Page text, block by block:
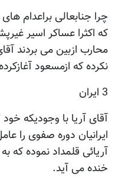
چرا جنابعالی براعدام
که اکثرا عساکر اسیر
محارب ازبین می بردند
نکرده که ازمسعود
3 ایران
آقای آریا با وجودیکه
ایرانیان دوره صفوی را
آریائی قلمداد نموده که
خنده می آید.